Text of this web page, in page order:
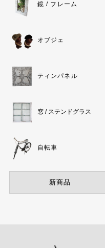
鏡 / フレーム
オブジェ
ティンパネル
窓 / ステンドグラス
自転車
新商品